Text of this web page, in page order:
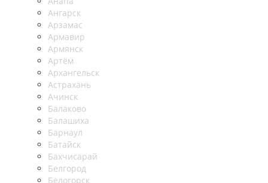
Ангарск
Арзамас
Армавир
Армянск
Артём
Архангельск
Астрахань
Ачинск
Балаково
Балашиха
Барнаул
Батайск
Бахчисарай
Белгород
Белогорск